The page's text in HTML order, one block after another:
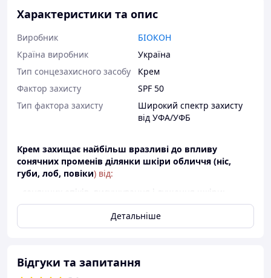
Характеристики та опис
Виробник
БІОКОН
Країна виробник
Україна
Тип сонцезахисного засобу
Крем
Фактор захисту
SPF 50
Тип фактора захисту
Широкий спектр захисту
від УФА/УФБ
Крем захищає найбільш вразливі до впливу
сонячних променів ділянки шкіри обличчя (ніс,
губи, лоб, повіки) від:
- сонячних опіків, висушування і лущення шкіри;
- алергійних реакцій, що викликані сонячними
випромінювання віде кранів і моніторів) забезпечує
Детальніше
Відгуки та запитання